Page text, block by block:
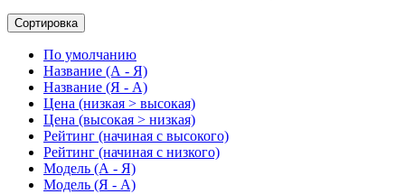
Сортировка
По умолчанию
Название (А - Я)
Название (Я - А)
Цена (низкая > высокая)
Цена (высокая > низкая)
Рейтинг (начиная с высокого)
Рейтинг (начиная с низкого)
Модель (А - Я)
Модель (Я - А)